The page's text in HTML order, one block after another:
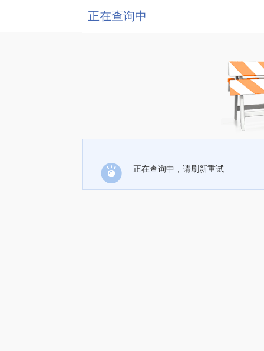
正在查询中
正在查询中，请刷新重试